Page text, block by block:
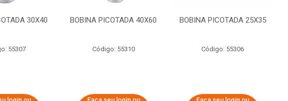
30X40
55307
BOBINA PICOTADA 40X60
Código: 55310
BOBINA PICOTADA 25X35
Código: 55306